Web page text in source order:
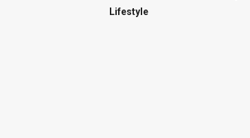
Lifestyle